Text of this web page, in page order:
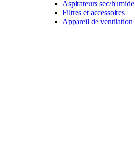
Aspirateurs sec/
Filtres et accessoires
Appareil de ventilation